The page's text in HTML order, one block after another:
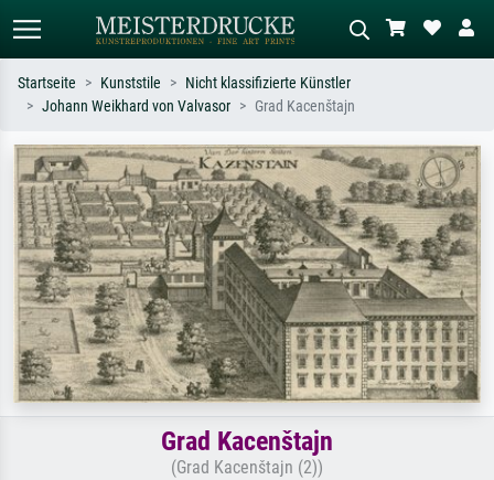
Suchen Sie nach Künstlern, Werktiteln
oder Stilen – z.B. Monet,
Sternennacht, Impressionismus, Welle
Hokusai, Akt.
Beschreiben Sie die Szene – z.B. Grüne
Wiese, Abstrakt mit viel Rot, Dunkles
Ölgemälde, Stehender Akt neben einem
Baum.
Startseite Kunststile
Nicht klassifizierte Künstler
Johann Weikhard von Valvasor
Grad Kacenštajn
Grad Kacenštajn
(Grad Kacenštajn (2))